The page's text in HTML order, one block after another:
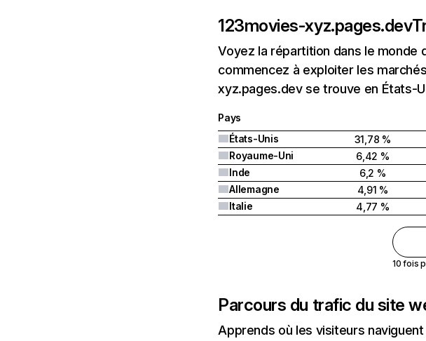
123movies-xyz.pages.dev
Voyez la répartition dans le
commencez à exploiter les
xyz.pages.dev se trouve en États-
Pays
États-Unis
31,78 %
Royaume-Uni
6,42 %
Inde
6,2 %
Allemagne
4,91 %
Italie
4,77 %
10 fois
Parcours du trafic du site
Apprends où les visiteurs